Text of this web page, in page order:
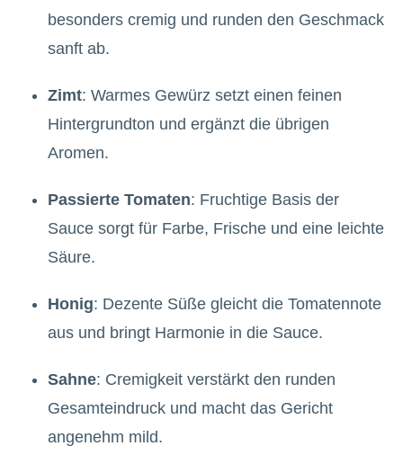
besonders cremig und runden den Geschmack
sanft ab.
Zimt: Warmes Gewürz setzt einen feinen
Hintergrundton und ergänzt die übrigen
Aromen.
Passierte Tomaten: Fruchtige Basis der
Sauce sorgt für Farbe, Frische und eine leichte
Säure.
Honig: Dezente Süße gleicht die Tomatennote
aus und bringt Harmonie in die Sauce.
Sahne: Cremigkeit verstärkt den runden
Gesamteindruck und macht das Gericht
angenehm mild.